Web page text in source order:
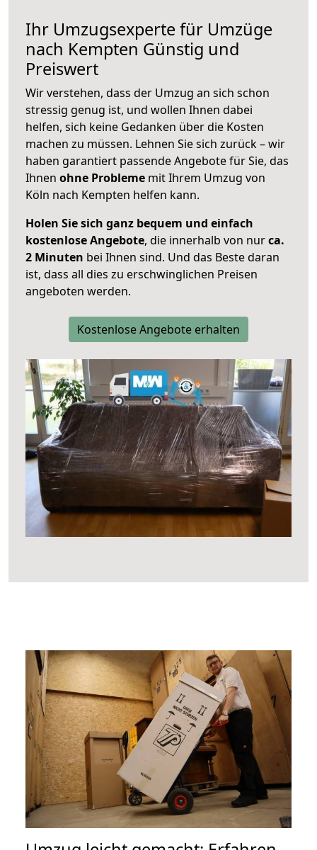
Ihr Umzugsexperte für Umzüge
nach Kempten Günstig und
Preiswert
Wir verstehen, dass der Umzug an sich schon
stressig genug ist, und wollen Ihnen dabei
helfen, sich keine Gedanken über die Kosten
machen zu müssen. Lehnen Sie sich zurück – wir
haben garantiert passende Angebote für Sie, das
Ihnen ohne Probleme mit Ihrem Umzug von
Köln nach Kempten helfen kann.
Holen Sie sich ganz bequem und einfach
kostenlose Angebote, die innerhalb von nurca.
2 Minuten bei Ihnen sind. Und das Beste daran
ist, dass all dies zu erschwinglichen Preisen
angeboten werden.
Kostenlose Angebote erhalten